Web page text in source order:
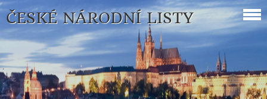
ČESKÉ NÁRODNÍ LISTY